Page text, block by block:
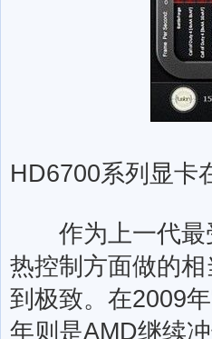
HD6700系列显卡
作为上一代最
热控制方面做的相
到极致。在2009
年则是AMD继续